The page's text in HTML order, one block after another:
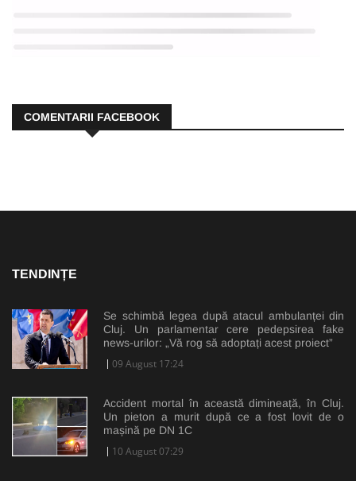
COMENTARII FACEBOOK
TENDINȚE
Se schimbă legea după atacul ambulanței din
Cluj. Un parlamentar cere pedepsirea fake
news-urilor: „Vă rog să adoptați acest proiect”
09 August 17:24
Accident mortal în această dimineață, în Cluj.
Un pieton a murit după ce a fost lovit de o
mașină pe DN 1C
10 August 07:29